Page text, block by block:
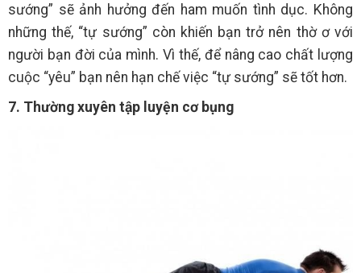
sướng” sẽ ảnh hưởng đến ham muốn tình dục. Không
những thế, “tự sướng” còn khiến bạn trở nên thờ ơ với
người bạn đời của mình. Vì thế, để nâng cao chất lượng
cuộc “yêu” bạn nên hạn chế việc “tự sướng” sẽ tốt hơn.
7. Thường xuyên tập luyện cơ bụng